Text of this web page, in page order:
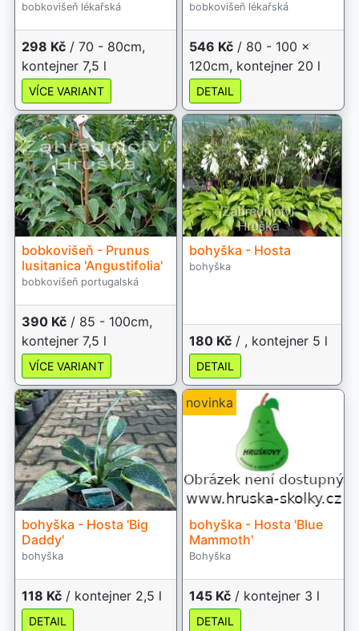
bobkovišeň lékařská
298 Kč / 70 - 80cm,
kontejner 7,5 l
VÍCE VARIANT
bobkovišeň lékařská
546 Kč / 80 - 100 x
120cm, kontejner 20 l
DETAIL
bobkovišeň - Prunus
lusitanica 'Angustifolia'
bobkovišeň portugalská
390 Kč / 85 - 100cm,
kontejner 7,5 l
VÍCE VARIANT
bohyška - Hosta
bohyška
180 Kč / , kontejner 5 l
DETAIL
bohyška - Hosta 'Big
Daddy'
bohyška
118 Kč / kontejner 2,5 l
DETAIL
novinka
bohyška - Hosta 'Blue
Mammoth'
Bohyška
145 Kč / kontejner 3 l
DETAIL